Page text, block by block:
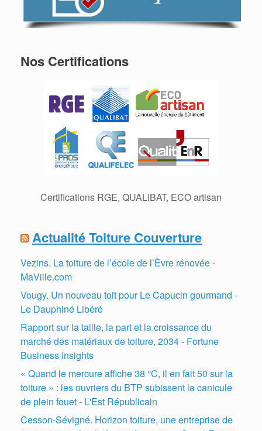
Nos Certifications
Certifications RGE, QUALIBAT, ECO artisan
Actualité Toiture Couverture
Vezins. La toiture de l’école de l’Èvre rénovée -
MaVille.com
Vougy. Un nouveau toit pour Le Capucin gourmand -
Le Dauphiné Libéré
Rapport sur la taille, la part et la croissance du
marché des matériaux de toiture, 2034 - Fortune
Business Insights
« Quand le mercure affiche 38 °C, il en fait 50 sur la
toiture » : les ouvriers du BTP subissent la canicule
de plein fouet - L'Est Républicain
Cesson-Sévigné. Horizon toiture, une entreprise de